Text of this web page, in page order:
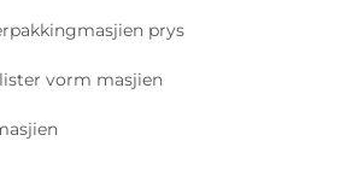
prys
vorm masjien